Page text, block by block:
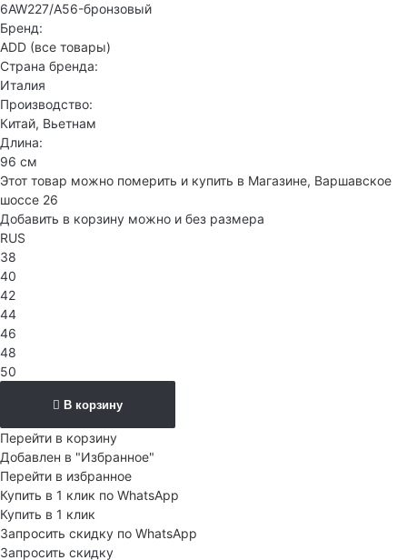
6AW227/A56-бронзовый
Бренд:
ADD (все товары)
Страна бренда:
Италия
Производство:
Китай, Вьетнам
Длина:
96 см
Этот товар можно померить и купить в Магазине, Варшавское
шоссе 26
Добавить в корзину можно и без размера
RUS
38
40
42
44
46
48
50
В корзину
Перейти в корзину
Добавлен в "Избранное"
Перейти в избранное
Купить в 1 клик по WhatsApp
Купить в 1 клик
Запросить скидку по WhatsApp
Запросить скидку